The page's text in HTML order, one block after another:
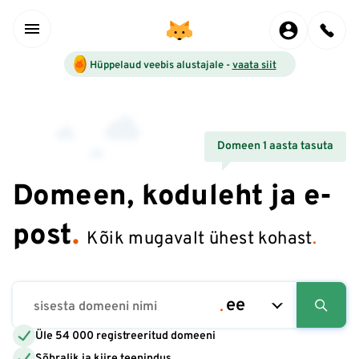
Hüppelaud veebis alustajale -vaata siit
Domeen 1 aasta tasuta
Domeen, koduleht ja e-
post. Kõik mugavalt ühest kohast.
Üle 54 000 registreeritud domeeni